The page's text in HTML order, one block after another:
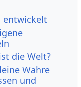
die Welt?
Wahre
und